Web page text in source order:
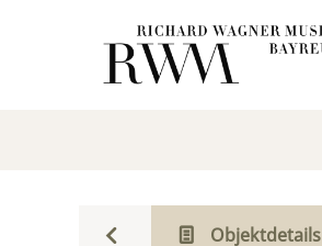
Objektdetails